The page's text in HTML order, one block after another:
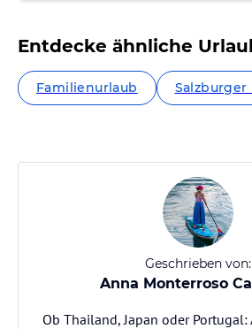
Entdecke ähnliche
Familienurlaub Salzburger
Geschrieben von:
Anna Monterroso
Ob Thailand, Japan oder